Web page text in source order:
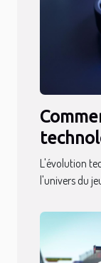
les
L'évolution
l'univers du